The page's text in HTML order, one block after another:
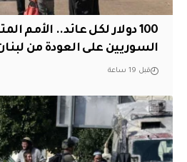
100 دولار لكل عائد.. الأمم
السوريين على العودة من
قبل 19 ساعة